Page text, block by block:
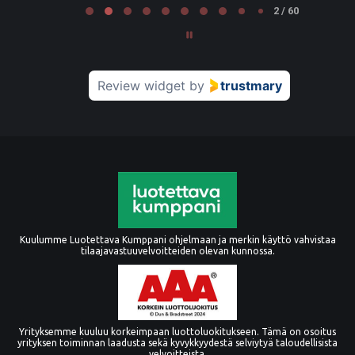
2 / 60
Review widget by trustmary
Kuulumme Luotettava Kumppani ohjelmaan ja merkin käyttö vahvistaa
tilaajavastuuvelvoitteiden olevan kunnossa.
Yrityksemme kuuluu korkeimpaan luottoluokitukseen. Tämä on osoitus
yrityksen toiminnan laadusta sekä kyvykkyydestä selviytyä taloudellisista